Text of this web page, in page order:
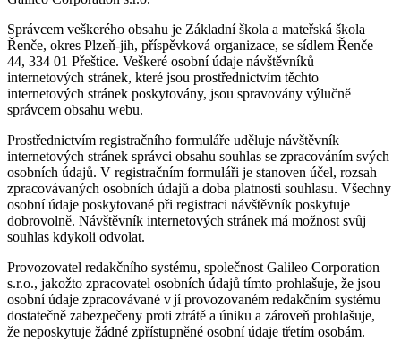
Správcem veškerého obsahu je Základní škola a mateřská škola
Řenče, okres Plzeň-jih, příspěvková organizace, se sídlem Řenče
44, 334 01 Přeštice. Veškeré osobní údaje návštěvníků
internetových stránek, které jsou prostřednictvím těchto
internetových stránek poskytovány, jsou spravovány výlučně
správcem obsahu webu.
Prostřednictvím registračního formuláře uděluje návštěvník
internetových stránek správci obsahu souhlas se zpracováním svých
osobních údajů. V registračním formuláři je stanoven účel, rozsah
zpracovávaných osobních údajů a doba platnosti souhlasu. Všechny
osobní údaje poskytované při registraci návštěvník poskytuje
dobrovolně. Návštěvník internetových stránek má možnost svůj
souhlas kdykoli odvolat.
Provozovatel redakčního systému, společnost Galileo Corporation
s.r.o., jakožto zpracovatel osobních údajů tímto prohlašuje, že jsou
osobní údaje zpracovávané v jí provozovaném redakčním systému
dostatečně zabezpečeny proti ztrátě a úniku a zároveň prohlašuje,
že neposkytuje žádné zpřístupněné osobní údaje třetím osobám.